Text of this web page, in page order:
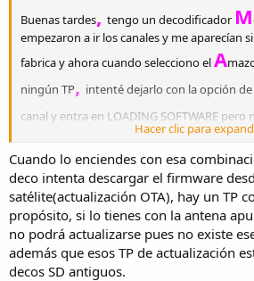
Buenas tardes, tengo un decodificador M
empezaron a ir los canales y me aparecían
fabrica y ahora cuando selecciono elA
ningún TP, intenté dejarlo con la opción
canal y entra en LOADING SOFTWARE pero
Hacer clic para
Cuando lo enciendes con esa
deco intenta descargar el firmware
satélite(actualización OTA), hay un TP
propósito, si lo tienes con la antena
no podrá actualizarse pues no existe
además que esos TP de actualización
decos SD antiguos.